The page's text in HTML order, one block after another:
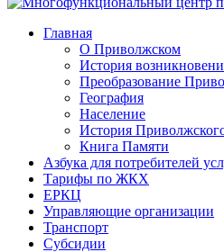
Главная
О Приволжском
История
Преобразование
География
Население
История
Книга Памяти
Азбука для потребителей
Тарифы по ЖКХ
ЕРКЦ
Управляющие организации
Транспорт
Субсидии